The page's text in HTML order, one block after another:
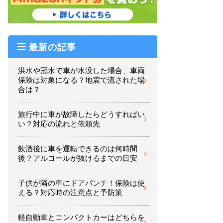
最新の記事
洪水や冠水で車が水没した場合、車両
保険は対象になる？地震で流された場
合は？
旅行中に車が故障したらどうすればい
い？対応の流れと依頼先
飲酒後に車を運転できるのは何時間
後？アルコールが抜けるまでの目安
子供が隣の車にドアパンチ！保険は使
える？対応時の注意点と予防策
軽自動車とコンパクトカーはどちらを